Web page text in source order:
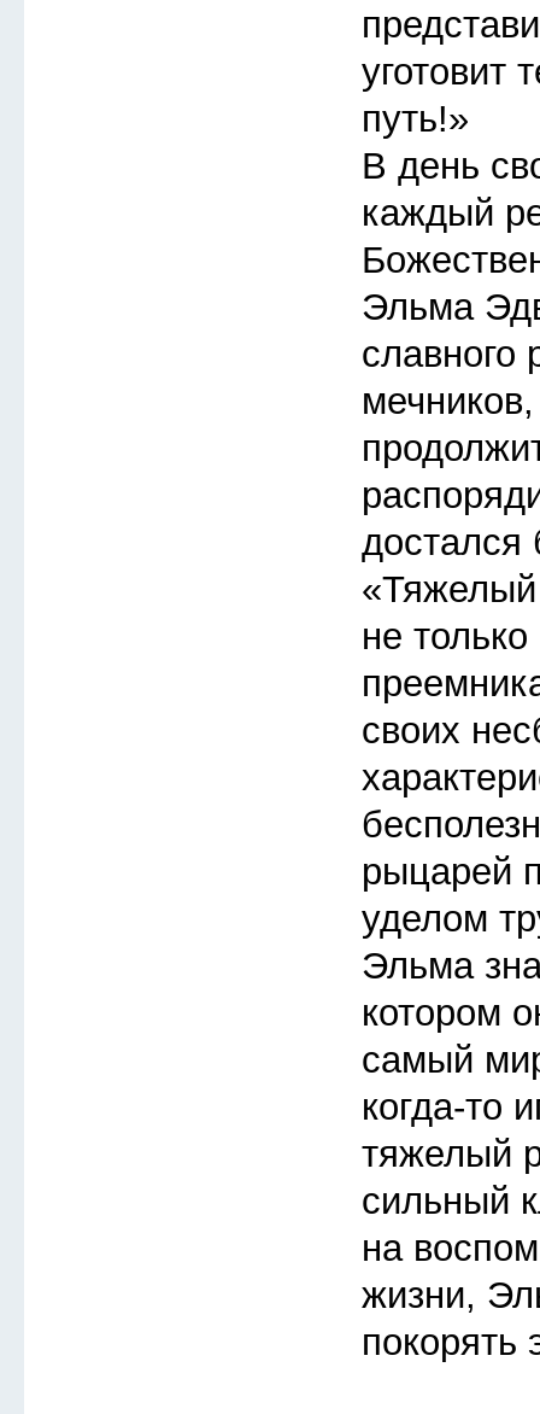
уготовит
путь!»
В день
каждый
Эльма
славного
не
своих
рыцарей
уделом
Эльма
котором
самый
когда-то
тяжелый
сильный
на
жизни,
покорять